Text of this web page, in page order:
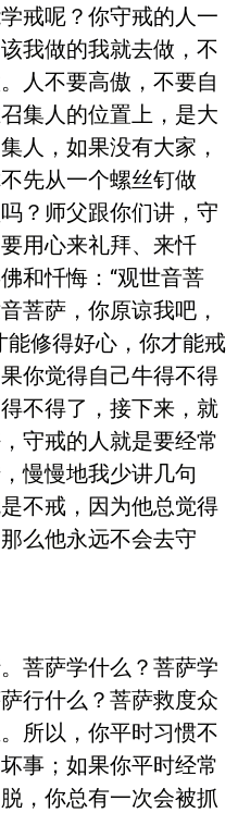
戒呢？你守戒的人一
我做的我就去做，不
人不要高傲，不要自
集人的位置上，是大
人，如果没有大家，
先从一个螺丝钉做
？师父跟你们讲，守
用心来礼拜、来忏
和忏悔：“观世音菩
菩萨，你原谅我吧，
能修得好心，你才能戒
你觉得自己牛得不得
不得了，接下来，就
守戒的人就是要经常
慢慢地我少讲几句
不戒，因为他总觉得
么他永远不会去守
萨学什么？菩萨学
行什么？菩萨救度众
所以，你平时习惯不
事；如果你平时经常
，你总有一次会被抓